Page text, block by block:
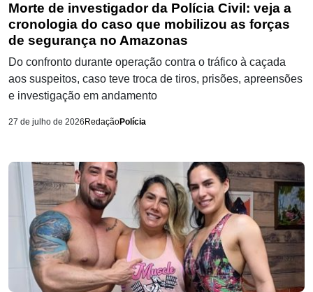
Morte de investigador da Polícia Civil: veja a
cronologia do caso que mobilizou as forças
de segurança no Amazonas
Do confronto durante operação contra o tráfico à caçada
aos suspeitos, caso teve troca de tiros, prisões, apreensões
e investigação em andamento
27 de julho de 2026 RedaçãoPolícia